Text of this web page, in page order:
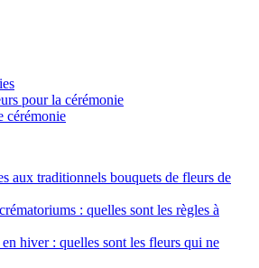
pour la cérémonie
cérémonie
aux traditionnels bouquets de fleurs de
: quelles sont les règles à
hiver : quelles sont les fleurs qui ne